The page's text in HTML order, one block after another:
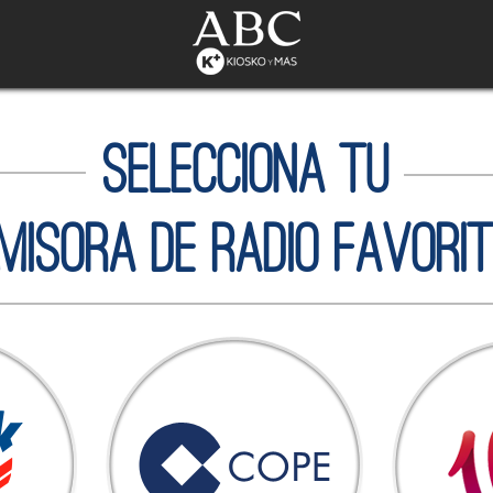
Selecciona tu
de radio